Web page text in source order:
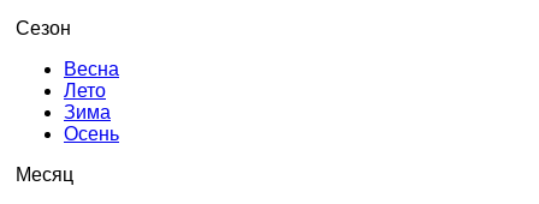
Сезон
Весна
Лето
Зима
Осень
Месяц